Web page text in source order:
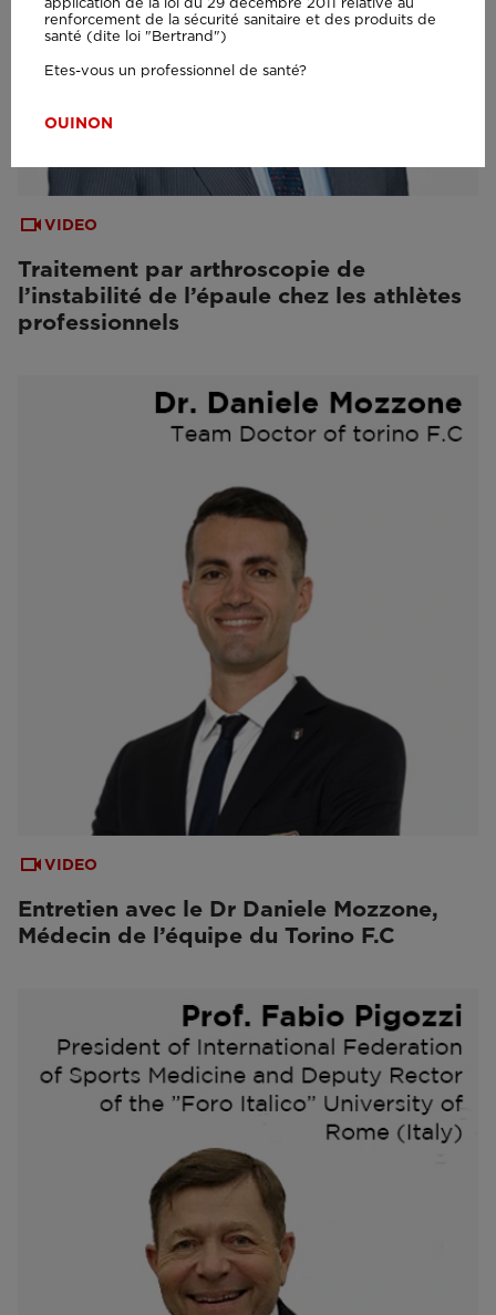
VIDEO
Traitement par arthroscopie de
l’instabilité de l’épaule chez les athlètes
professionnels
VIDEO
Entretien avec le Dr Daniele Mozzone,
Médecin de l’équipe du Torino F.C
renforcement de la sécurité sanitaire et des produits de
santé (dite loi "Bertrand")
Etes-vous un professionnel de santé?
OUINON